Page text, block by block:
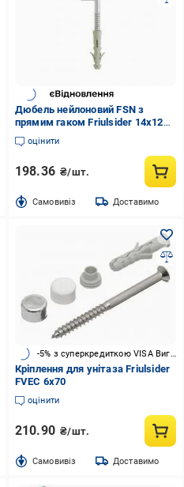
Дюбель нейлоновий FSN з
прямим гаком Friulsider 14x120
мм 2 шт. (2402)
оцінити
198.36 ₴/шт.
Cамовивіз Доставимо
Кріплення для унітаза Friulsider
FVEC 6х70
оцінити
210.90 ₴/шт.
Cамовивіз Доставимо